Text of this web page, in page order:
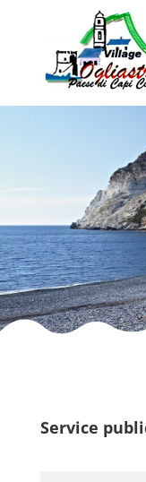
Service